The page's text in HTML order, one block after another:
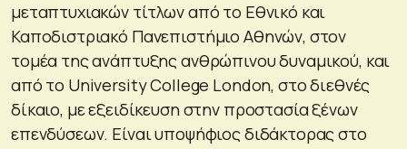
μεταπτυχιακών τίτλων από το Εθνικό και
Καποδιστριακό Πανεπιστήμιο Αθηνών, στον
τομέα της ανάπτυξης ανθρώπινου δυναμικού, και
από το University College London, στο διεθνές
δίκαιο, με εξειδίκευση στην προστασία ξένων
επενδύσεων. Είναι υποψήφιος διδάκτορας στο